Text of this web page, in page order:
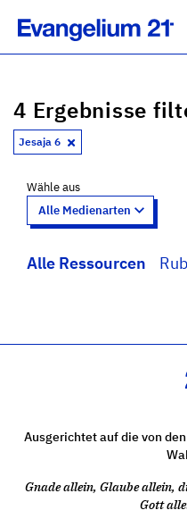
4 Ergebnisse
Jesaja 6
Wähle aus
Alle Ressourcen
Ausgerichtet auf die von
Gnade allein, Glaube allein,
Gott